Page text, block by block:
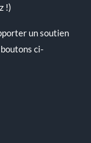
!)
un soutien
ci-